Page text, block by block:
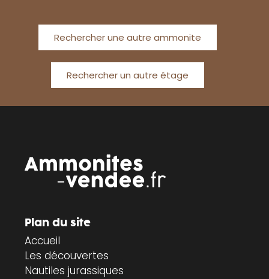
Rechercher une autre ammonite
Rechercher un autre étage
Plan du site
Accueil
Les découvertes
Nautiles jurassiques